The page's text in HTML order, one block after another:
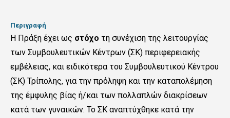
Περιγραφή
Η Πράξη έχει ως στόχο τη συνέχιση της λειτουργίας
των Συμβουλευτικών Κέντρων (ΣΚ) περιφερειακής
εμβέλειας, και ειδικότερα του Συμβουλευτικού Κέντρου
(ΣΚ) Τρίπολης, για την πρόληψη και την καταπολέμηση
της έμφυλης βίας ή/και των πολλαπλών διακρίσεων
κατά των γυναικών. Το ΣΚ αναπτύχθηκε κατά την